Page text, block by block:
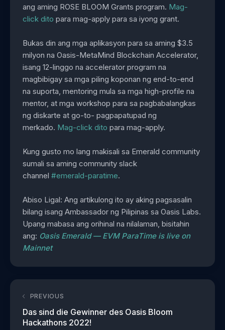
ang aming ROSE BLOOM Grants program. Mag-
click dito para mag-apply para sa iyong grant.
Bukas din ang mga aplikasyon para sa aming $3.5
milyon na Oasis-MetaMind Blockchain Accelerator,
isang 12-linggo na accelerator program na
magbibigay sa mga piling koponan ng end-to-end
na suporta, mentoring mula sa mga high-profile na
mentor, at mga workshop para sa pagbabalangkas
ng diskarte at go-to- pagpapatupad ng
merkado. Mag-click dito para mag-apply.
Kung gusto mo lang makisali sa Emerald community
sumali sa aming community slack
channel #emerald-paratime.
Abiso Ligal: Ang artikulong ito ay aking pagsasalin
bilang isang Ambassador ng Pilipinas sa Oasis Labs.
Upang mabasa ang orihinal na nilalaman, bisitahin
ang: Oasis Emerald — EVM ParaTime is live on
Mainnet
PREVIOUS
Das sind die Gewinner des Oasis Bloom
Hackathons 2022!